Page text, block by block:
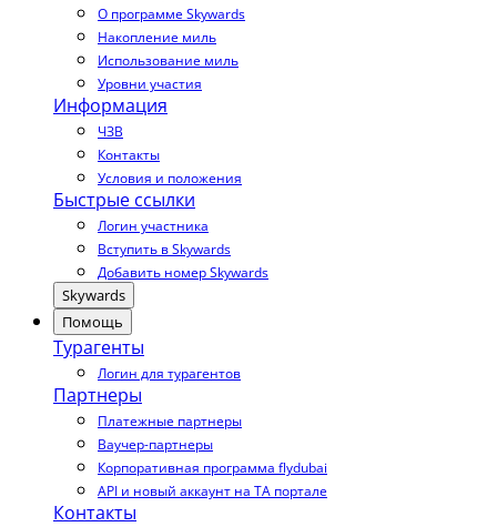
О программе Skywards
Накопление миль
Использование миль
Уровни участия
Информация
ЧЗВ
Контакты
Условия и положения
Быстрые ссылки
Логин участника
Вступить в Skywards
Добавить номер Skywards
Skywards
Помощь
Турагенты
Логин для турагентов
Партнеры
Платежные партнеры
Ваучер-партнеры
Корпоративная программа flydubai
API и новый аккаунт на TA портале
Контакты